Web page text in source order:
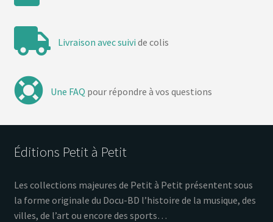
Livraison avec suivi de colis
Une FAQ pour répondre à vos questions
Éditions Petit à Petit
Les collections majeures de Petit à Petit présentent sous
la forme originale du Docu-BD l’histoire de la musique, des
villes, de l’art ou encore des sports…